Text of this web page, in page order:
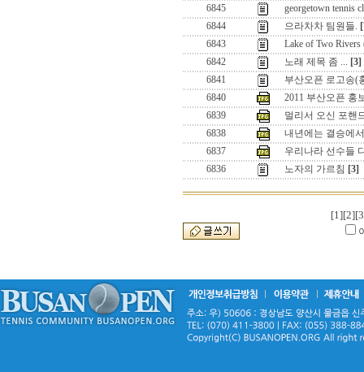
6845
georgetown tennis
6844
으라차차 팀원들.
6843
Lake of Two
6842
노래 제목 좀 ... [3]
6841
부산오픈 로고송(
6840
2011 부산오픈 홍
6839
멀리서 오신 포핸
6838
내년에는 결승에
6837
우리나라 선수들
6836
노자의 가르침 [3]
[1][2]